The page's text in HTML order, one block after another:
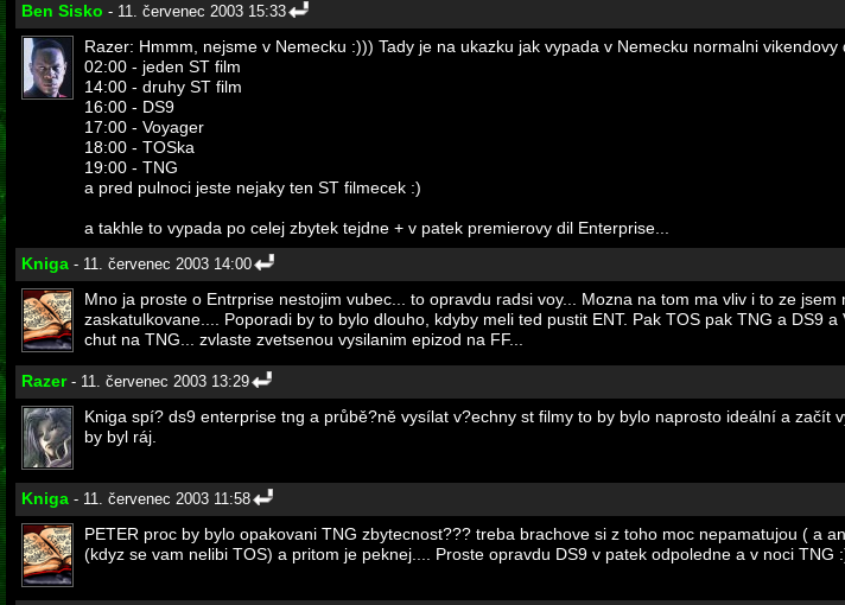
Ben Sisko - 11. červenec 2003 15:33
Razer: Hmmm, nejsme v Nemecku :))) Tady je na ukazku jak vypada v Nemecku normalni vikendovy
02:00 - jeden ST film
14:00 - druhy ST film
16:00 - DS9
17:00 - Voyager
18:00 - TOSka
19:00 - TNG
a pred pulnoci jeste nejaky ten ST filmecek :)
a takhle to vypada po celej zbytek tejdne + v patek premierovy dil Enterprise...
Kniga - 11. červenec 2003 14:00
Mno ja proste o Entrprise nestojim vubec... to opravdu radsi voy... Mozna na tom ma vliv i to ze
zaskatulkovane.... Poporadi by to bylo dlouho, kdyby meli ted pustit ENT. Pak TOS pak TNG a DS9
chut na TNG... zvlaste zvetsenou vysilanim epizod na FF...
Razer- 11. červenec 2003 13:29
Kniga spí? ds9 enterprise tng a průbě?ně vysílat v?echny st filmy to by bylo naprosto ideální a
by byl ráj.
Kniga - 11. červenec 2003 11:58
PETER proc by bylo opakovani TNG zbytecnost??? treba brachove si z toho moc nepamatujou ( a
(kdyz se vam nelibi TOS) a pritom je peknej.... Proste opravdu DS9 v patek odpoledne a v noci TNG